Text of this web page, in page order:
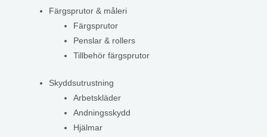
Färgsprutor & måleri
Färgsprutor
Penslar & rollers
Tillbehör färgsprutor
Skyddsutrustning
Arbetskläder
Andningsskydd
Hjälmar